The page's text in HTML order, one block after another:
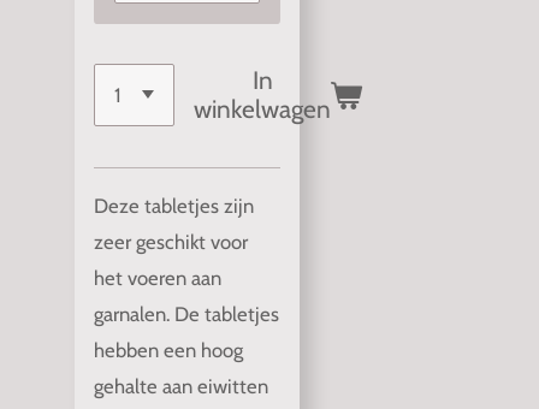
In
winkelwagen
Deze tabletjes zijn
zeer geschikt voor
het voeren aan
garnalen. De tabletjes
hebben een hoog
gehalte aan eiwitten